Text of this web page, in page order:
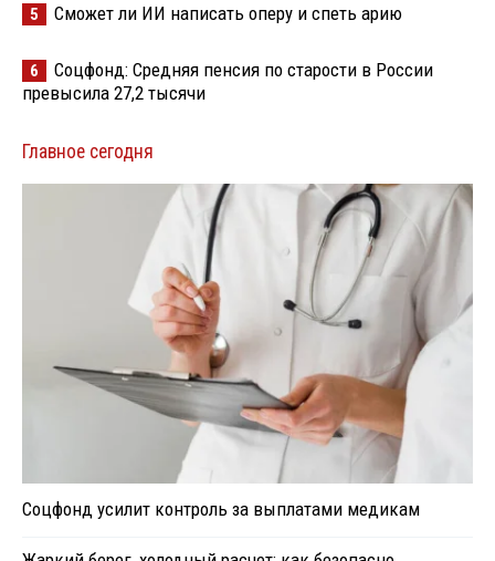
5 Сможет ли ИИ написать оперу и спеть арию
6
Соцфонд: Средняя пенсия по старости в России
превысила 27,2 тысячи
Главное сегодня
Соцфонд усилит контроль за выплатами медикам